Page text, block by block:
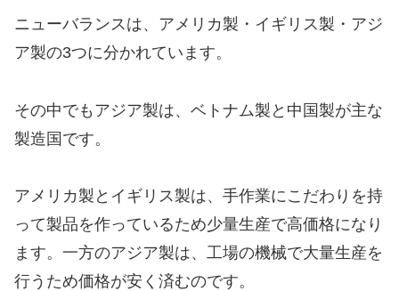
ニューバランスは、アメリカ製・イギリス製・アジ
ア製の3つに分かれています。
その中でもアジア製は、ベトナム製と中国製が主な
製造国です。
アメリカ製とイギリス製は、手作業にこだわりを持
って製品を作っているため少量生産で高価格になり
ます。一方のアジア製は、工場の機械で大量生産を
行うため価格が安く済むのです。